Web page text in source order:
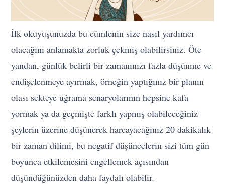
İlk okuyuşunuzda bu cümlenin size nasıl yardımcı
olacağını anlamakta zorluk çekmiş olabilirsiniz. Öte
yandan, günlük belirli bir zamanınızı fazla düşünme ve
endişelenmeye ayırmak, örneğin yaptığınız bir planın
olası sekteye uğrama senaryolarının hepsine kafa
yormak ya da geçmişte farklı yapmış olabileceğiniz
şeylerin üzerine düşünerek harcayacağınız 20 dakikalık
bir zaman dilimi, bu negatif düşüncelerin sizi tüm gün
boyunca etkilemesini engellemek açısından
düşündüğünüzden daha faydalı olabilir.